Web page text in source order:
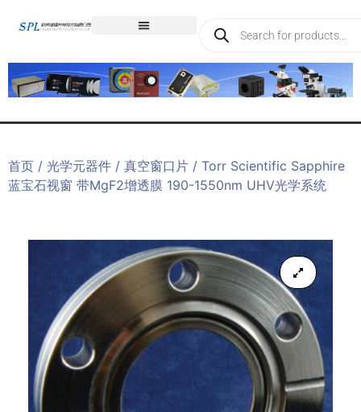
首页 / 光学元器件 / 真空窗口片 / Torr Scientific Sapphire
蓝宝石视窗 带MgF2增透膜 190-1550nm UHV光学系统